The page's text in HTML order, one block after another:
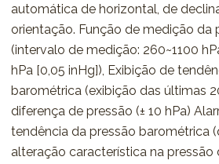
automática de horizontal, de
orientação. Função de medição da
(intervalo de medição: 260~1100
hPa [0,05 inHg]), Exibição de
barométrica (exibição das últimas
diferença de pressão (± 10 hPa)
tendência da pressão barométrica
alteração característica na pressão